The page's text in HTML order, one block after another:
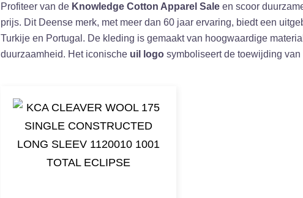
Profiteer van de Knowledge Cotton Apparel Sale en scoor
prijs. Dit Deense merk, met meer dan 60 jaar ervaring, biedt een
Turkije en Portugal. De kleding is gemaakt van hoogwaardige
duurzaamheid. Het iconische uil logo symboliseert de toewijding